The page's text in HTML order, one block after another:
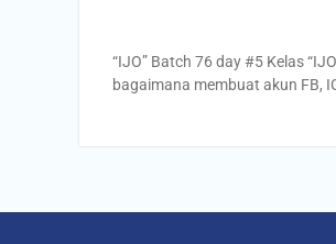
“IJO” Batch 76 day #5 Kelas
bagaimana membuat akun FB,